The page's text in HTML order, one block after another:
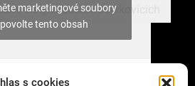
s cookies
cisty.vzduch.v.Celakovicich
marketingové soubory
tento obsah